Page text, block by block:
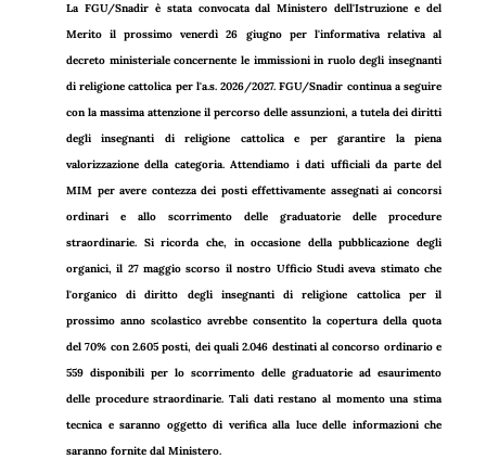
La FGU/Snadir è stata convocata dal Ministero dell'Istruzione e del
Merito il prossimo venerdì 26 giugno per l'informativa relativa al
decreto ministeriale concernente le immissioni in ruolo degli insegnanti
di religione cattolica per l'a.s. 2026/2027.FGU/Snadir continua a seguire
con la massima attenzione il percorso delle assunzioni, a tutela dei diritti
degli insegnanti di religione cattolica e per garantire la piena
valorizzazione della categoria.Attendiamo i dati ufficiali da parte del
MIM per avere contezza dei posti effettivamente assegnati ai concorsi
ordinari e allo scorrimento delle graduatorie delle procedure
straordinarie. Si ricorda che, in occasione della pubblicazione degli
organici, il 27 maggio scorso il nostro Ufficio Studi aveva stimato che
l'organico di diritto degli insegnanti di religione cattolica per il
prossimo anno scolastico avrebbe consentito la copertura della quota
del 70% con 2.605 posti, dei quali 2.046 destinati al concorso ordinario e
559 disponibili per lo scorrimento delle graduatorie ad esaurimento
delle procedure straordinarie. Tali dati restano al momento una stima
tecnica e saranno oggetto di verifica alla luce delle informazioni che
saranno fornite dal Ministero.